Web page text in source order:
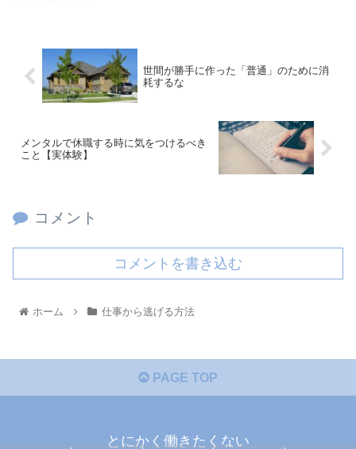
世間が勝手に作った「普通」のために消
耗するな
メンタルで休職する時に気をつけるべき
こと【実体験】
コメント
コメントを書き込む
ホーム 仕事から逃げる方法
PAGE TOP
とにかく働きたくない